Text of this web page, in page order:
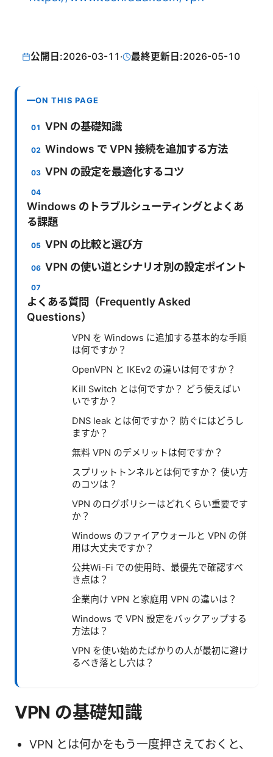
公開日:2026-03-11 · 最終更新日:2026-05-10
ON THIS PAGE
VPN の基礎知識
Windows で VPN 接続を追加する方法
VPN の設定を最適化するコツ
Windows のトラブルシューティングとよくあ
る課題
VPN の比較と選び方
VPN の使い道とシナリオ別の設定ポイント
よくある質問（Frequently Asked
Questions）
VPN を Windows に追加する基本的な手順
は何ですか？
OpenVPN と IKEv2 の違いは何ですか？
Kill Switch とは何ですか？ どう使えばい
いですか？
DNS leak とは何ですか？ 防ぐにはどうし
ますか？
無料 VPN のデメリットは何ですか？
スプリットトンネルとは何ですか？ 使い方
のコツは？
VPN のログポリシーはどれくらい重要です
か？
Windows のファイアウォールと VPN の併
用は大丈夫ですか？
公共Wi-Fi での使用時、最優先で確認すべ
き点は？
企業向け VPN と家庭用 VPN の違いは？
Windows で VPN 設定をバックアップする
方法は？
VPN を使い始めたばかりの人が最初に避け
るべき落とし穴は？
VPN の基礎知識
VPN とは何かをもう一度押さえておくと、